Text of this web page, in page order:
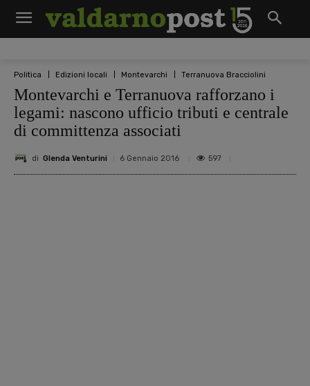
Politica Edizioni locali Montevarchi Terranuova Bracciolini
Montevarchi e Terranuova rafforzano i
legami: nascono ufficio tributi e centrale
di committenza associati
di Glenda Venturini 6 Gennaio 2016 597